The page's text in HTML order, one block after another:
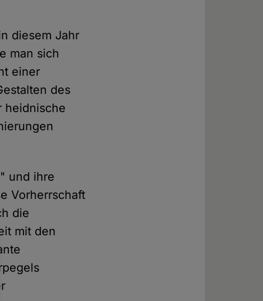
diesem Jahr
man sich
einer
des
heidnische
und ihre
Vorherrschaft
die
mit den